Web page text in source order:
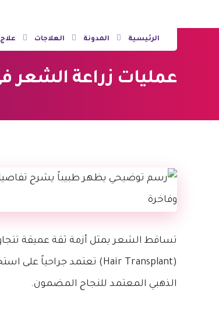
الرئيسية المدونة العلاجات
عمليات زراعة الشعر في تركيا | 5 أسرار
تساقط الشعر يمثل أزمة ثقة عميقة
(Hair Transplant) تعتمد جراحياً على استخلاص البصيلات بدقة، حيث يضع
الذهبي المعتمد للنجاح المضمون.